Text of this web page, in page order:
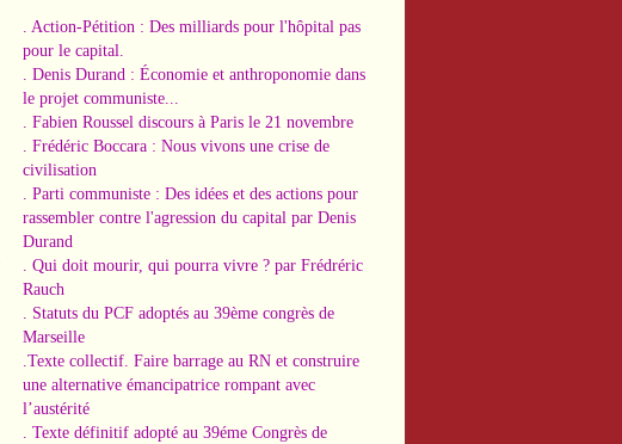
. Action-Pétition : Des milliards pour l'hôpital pas
pour le capital.
. Denis Durand : Économie et anthroponomie dans
le projet communiste...
. Fabien Roussel discours à Paris le 21 novembre
. Frédéric Boccara : Nous vivons une crise de
civilisation
. Parti communiste : Des idées et des actions pour
rassembler contre l'agression du capital par Denis
Durand
. Qui doit mourir, qui pourra vivre ? par Frédréric
Rauch
. Statuts du PCF adoptés au 39ème congrès de
Marseille
.Texte collectif. Faire barrage au RN et construire
une alternative émancipatrice rompant avec
l’austérité
. Texte définitif adopté au 39éme Congrès de